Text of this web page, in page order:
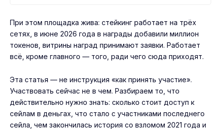
При этом площадка жива: стейкинг работает на трёх
сетях, в июне 2026 года в награды добавили миллион
токенов, витрины наград принимают заявки. Работает
всё, кроме главного — того, ради чего сюда приходят.
Эта статья — не инструкция «как принять участие».
Участвовать сейчас не в чем. Разбираем то, что
действительно нужно знать: сколько стоит доступ к
сейлам в деньгах, что стало с участниками последнего
сейла, чем закончилась история со взломом 2021 года и